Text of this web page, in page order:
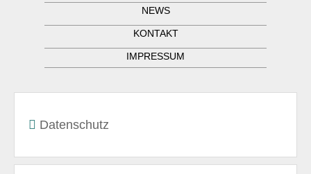
NEWS
KONTAKT
IMPRESSUM
Datenschutz